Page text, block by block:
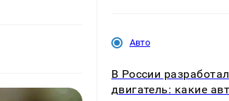
Авто
В России
двигатель: какие